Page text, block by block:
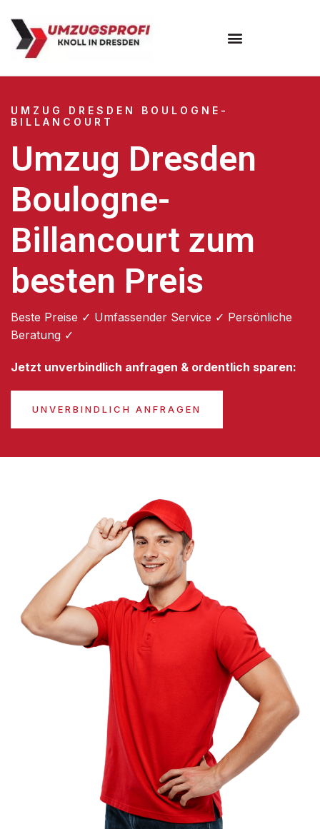
UMZUG DRESDEN BOULOGNE-
BILLANCOURT
Umzug Dresden
Boulogne-
Billancourt zum
besten Preis
Beste Preise ✓ Umfassender Service ✓ Persönliche
Beratung ✓
Jetzt unverbindlich anfragen & ordentlich sparen:
UNVERBINDLICH ANFRAGEN